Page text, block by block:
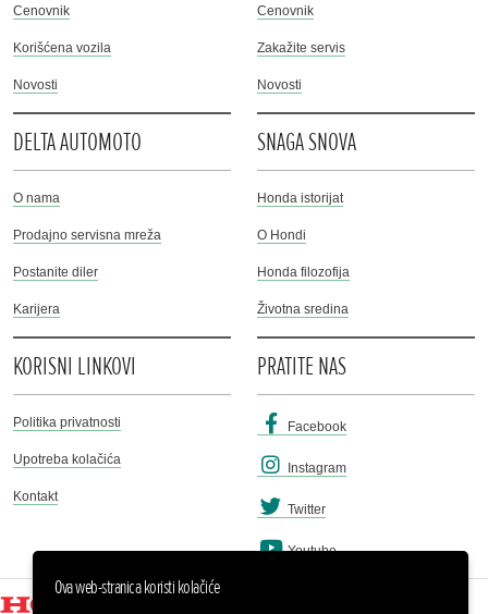
Cenovnik
Korišćena vozila
Novosti
Cenovnik
Zakažite servis
Novosti
DELTA AUTOMOTO
O nama
Prodajno servisna mreža
Postanite diler
Karijera
SNAGA SNOVA
Honda istorijat
O Hondi
Honda filozofija
Životna sredina
KORISNI LINKOVI
Politika privatnosti
Upotreba kolačića
Kontakt
PRATITE NAS
Facebook
Instagram
Twitter
Youtube
Ova web-stranica koristi kolačiće